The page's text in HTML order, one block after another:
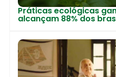
Práticas ecológicas
alcançam 88% dos